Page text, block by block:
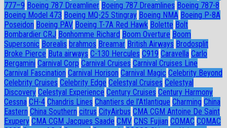
777–9 Boeing 787 Dreamliner Boeing 787 Dreamlines Boeing 787-8
Boeing Model 473 Boeing MQ-25 Stingray Boeing NMA Boeing P-8A
Poseidon Boeing PAV Boeing T-7A Red Hawk Bolette Bolt
Bombardier CRJ Bonhomme Richard Boom Overture Boom
Supersonic Borealis brahmos Breamar British Airways Brodosplit
Broke Pierce Buta airways C-130 Hercules C919 Caravella Carlo
Bergamini Carnival Corp Carnival Cruises Carnival Cruises Line
Carnival Fascination Carnival Horison Carnival Magic Celebrity Beyond
Celebrity Cruises Celebrity Edge Celestyal Cruises Celestyal
Discovery Celestyal Experience Century Cruises Century Harmony
Cessna CH-4 Chandris Lines Chantiers de l’Atlantique Charming China
Eastern China Southern citrus CityAirbus CMA CGM Antoine De Saint
Exupery CMA CGM Jacques Saade CMV CNS Fujian COMAC COMAC